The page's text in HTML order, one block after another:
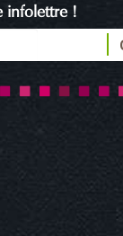
infolettre !